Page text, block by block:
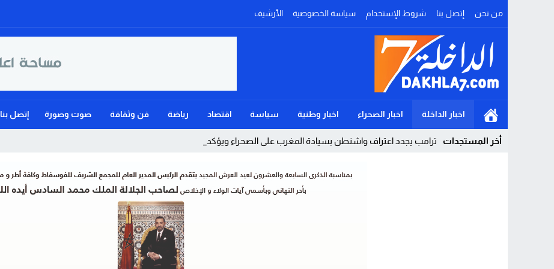
من نحن إتصل بنا شروط الإستخدام سياسة الخصوصية الأرشيف
اخبار الداخلة اخبار الصحراء اخبار وطنية سياسة اقتصاد رياضة فن وثقافة صوت وصورة إتصل بنا
أخر المستجدات ترامب يجدد اعتراف واشنطن بسيادة المغرب على الصحراء ويؤكد: الحكم الذاتي هو _